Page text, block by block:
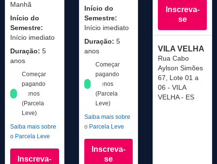
Manhã
Início do
Semestre:
Início imediato
Duração: 5
anos
Começar
pagando
menos
(Parcela
Leve)
Saiba mais sobre
o Parcela Leve
Inscreva-
Início do
Semestre:
Início imediato
Duração: 5
anos
Começar
pagando
menos
(Parcela
Leve)
Saiba mais sobre
o Parcela Leve
Inscreva-
se
Inscreva-
se
VILA VELHA
Rua Cabo
Aylson Simões
67, Lote 01 a
06 - VILA
VELHA - ES